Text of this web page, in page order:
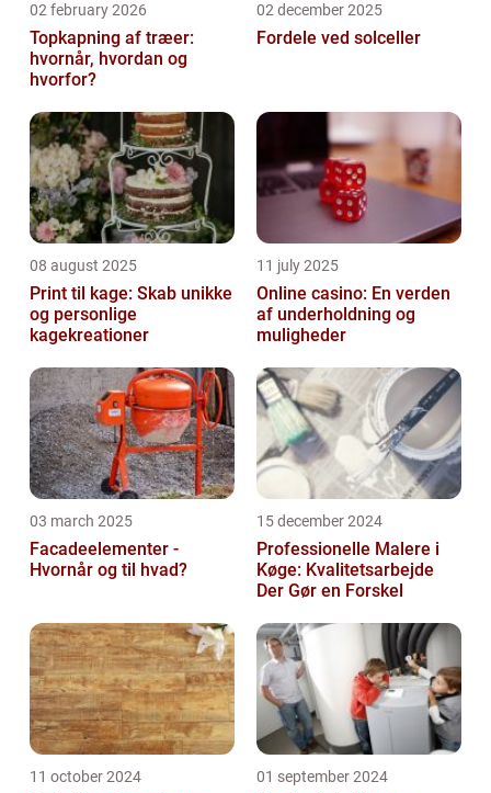
02 february 2026
Topkapning af træer:
hvornår, hvordan og
hvorfor?
02 december 2025
Fordele ved solceller
08 august 2025
Print til kage: Skab unikke
og personlige
kagekreationer
11 july 2025
Online casino: En verden
af underholdning og
muligheder
03 march 2025
Facadeelementer -
Hvornår og til hvad?
15 december 2024
Professionelle Malere i
Køge: Kvalitetsarbejde
Der Gør en Forskel
11 october 2024 01 september 2024